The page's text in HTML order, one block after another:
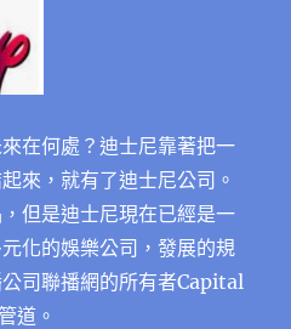
在何處？迪士尼靠著把一
來，就有了迪士尼公司。
但是迪士尼現在已經是一
化的娛樂公司，發展的規
司聯播網的所有者Capital
道。